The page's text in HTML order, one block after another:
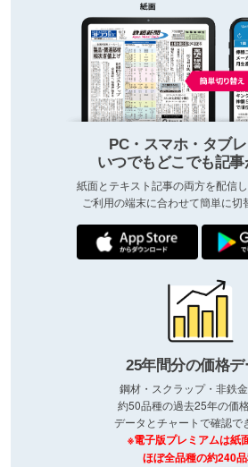
PC・スマホ・タブ
いつでもどこでも記
紙面とテキスト記事の両方を配信し
ご利用の端末に合わせて簡単に切
25年間分の価格デ
鋼材・スクラップ・非鉄
約50品種の過去25年の価
データとチャートで確認で
※電子版プレミアムは紙
ほぼ全品種の約240